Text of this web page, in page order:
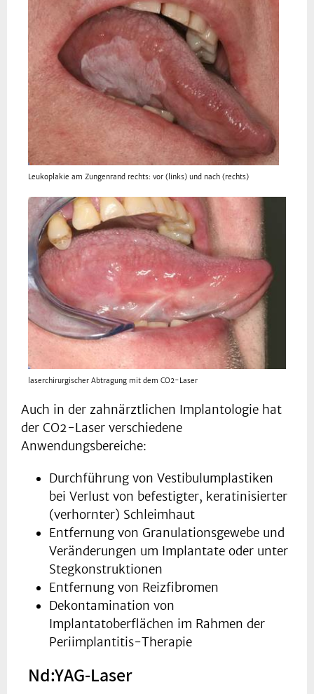
Leukoplakie am Zungenrand rechts: vor (links) und nach (rechts)
laserchirurgischer Abtragung mit dem CO2-Laser
Auch in der zahnärztlichen Implantologie hat
der CO2-Laser verschiedene
Anwendungsbereiche:
Durchführung von Vestibulumplastiken
bei Verlust von befestigter, keratinisierter
(verhornter) Schleimhaut
Entfernung von Granulationsgewebe und
Veränderungen um Implantate oder unter
Stegkonstruktionen
Entfernung von Reizfibromen
Dekontamination von
Implantatoberflächen im Rahmen der
Periimplantitis-Therapie
Nd:YAG-Laser